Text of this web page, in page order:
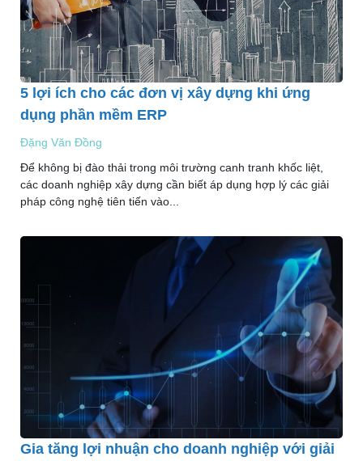
5 lợi ích cho các đơn vị xây dựng khi ứng
dụng phần mềm ERP
Đặng Văn Đồng
Để không bị đào thải trong môi trường canh tranh khốc liệt,
các doanh nghiệp xây dựng cần biết áp dụng hợp lý các giải
pháp công nghệ tiên tiến vào...
Gia tăng lợi nhuận cho doanh nghiệp với giải